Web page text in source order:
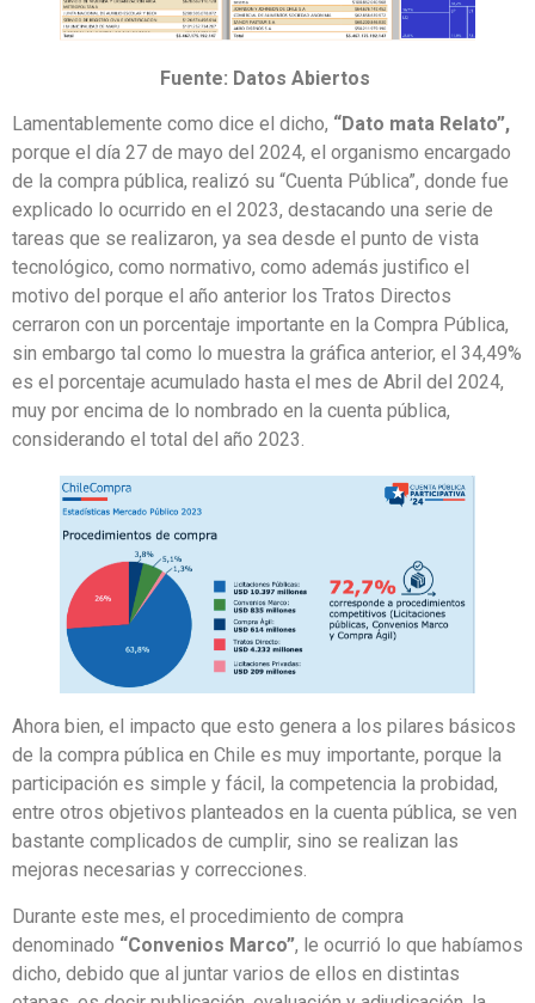
Fuente: Datos Abiertos
Lamentablemente como dice el dicho, “Dato mata Relato”,
porque el día 27 de mayo del 2024, el organismo encargado
de la compra pública, realizó su “Cuenta Pública”, donde fue
explicado lo ocurrido en el 2023, destacando una serie de
tareas que se realizaron, ya sea desde el punto de vista
tecnológico, como normativo, como además justifico el
motivo del porque el año anterior los Tratos Directos
cerraron con un porcentaje importante en la Compra Pública,
sin embargo tal como lo muestra la gráfica anterior, el 34,49%
es el porcentaje acumulado hasta el mes de Abril del 2024,
muy por encima de lo nombrado en la cuenta pública,
considerando el total del año 2023.
Ahora bien, el impacto que esto genera a los pilares básicos
de la compra pública en Chile es muy importante, porque la
participación es simple y fácil, la competencia la probidad,
entre otros objetivos planteados en la cuenta pública, se ven
bastante complicados de cumplir, sino se realizan las
mejoras necesarias y correcciones.
Durante este mes, el procedimiento de compra
denominado “Convenios Marco”, le ocurrió lo que habíamos
dicho, debido que al juntar varios de ellos en distintas